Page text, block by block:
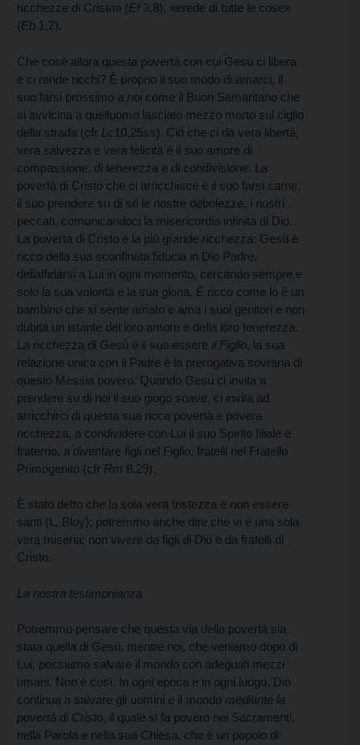
ricchezze di Cristo» (Ef 3,8), «erede di tutte le cose»
(Eb 1,2).
Che cosè allora questa povertà con cui Gesù ci libera
e ci rende ricchi? È proprio il suo modo di amarci, il
suo farsi prossimo a noi come il Buon Samaritano che
si avvicina a quelluomo lasciato mezzo morto sul ciglio
della strada (cfr Lc10,25ss). Ciò che ci dà vera libertà,
vera salvezza e vera felicità è il suo amore di
compassione, di tenerezza e di condivisione. La
povertà di Cristo che ci arricchisce è il suo farsi carne,
il suo prendere su di sé le nostre debolezze, i nostri
peccati, comunicandoci la misericordia infinita di Dio.
La povertà di Cristo è la più grande ricchezza: Gesù è
ricco della sua sconfinata fiducia in Dio Padre,
dellaffidarsi a Lui in ogni momento, cercando sempre e
solo la sua volontà e la sua gloria. È ricco come lo è un
bambino che si sente amato e ama i suoi genitori e non
dubita un istante del loro amore e della loro tenerezza.
La ricchezza di Gesù è il suo essere il Figlio, la sua
relazione unica con il Padre è la prerogativa sovrana di
questo Messia povero. Quando Gesù ci invita a
prendere su di noi il suo giogo soave, ci invita ad
arricchirci di questa sua ricca povertà e povera
ricchezza, a condividere con Lui il suo Spirito filiale e
fraterno, a diventare figli nel Figlio, fratelli nel Fratello
Primogenito (cfr Rm 8,29).
È stato detto che la sola vera tristezza è non essere
santi (L. Bloy); potremmo anche dire che vi è una sola
vera miseria: non vivere da figli di Dio e da fratelli di
Cristo.
La nostra testimonianza
Potremmo pensare che questa via della povertà sia
stata quella di Gesù, mentre noi, che veniamo dopo di
Lui, possiamo salvare il mondo con adeguati mezzi
umani. Non è così. In ogni epoca e in ogni luogo, Dio
continua a salvare gli uomini e il mondo mediante la
povertà di Cristo, il quale si fa povero nei Sacramenti,
nella Parola e nella sua Chiesa, che è un popolo di